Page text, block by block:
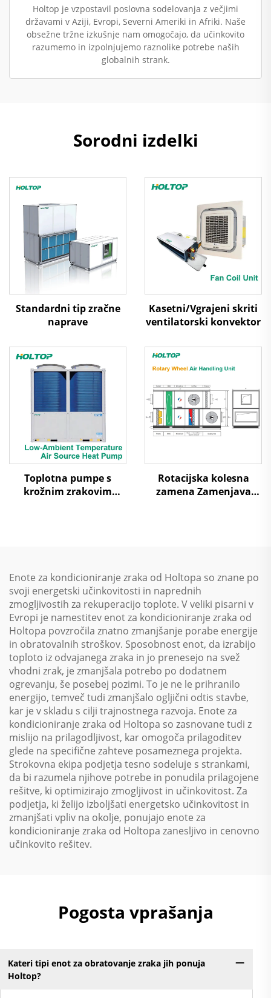
Holtop je vzpostavil poslovna sodelovanja z večjimi
državami v Aziji, Evropi, Severni Ameriki in Afriki. Naše
obsežne tržne izkušnje nam omogočajo, da učinkovito
razumemo in izpolnjujemo raznolike potrebe naših
globalnih strank.
Sorodni izdelki
Standardni tip zračne
naprave
Kasetni/Vgrajeni skriti
ventilatorski konvektor
Toplotna pumpe s
krožnim zrakovim
Rotacijska kolesna
zamena Zamenjava
Enote za kondicioniranje zraka od Holtopa so znane po
svoji energetski učinkovitosti in naprednih
zmogljivostih za rekuperacijo toplote. V veliki pisarni v
Evropi je namestitev enot za kondicioniranje zraka od
Holtopa povzročila znatno zmanjšanje porabe energije
in obratovalnih stroškov. Sposobnost enot, da izrabijo
toploto iz odvajanega zraka in jo prenesejo na svež
vhodni zrak, je zmanjšala potrebo po dodatnem
ogrevanju, še posebej pozimi. To je ne le prihranilo
energijo, temveč tudi zmanjšalo ogljični odtis stavbe,
kar je v skladu s cilji trajnostnega razvoja. Enote za
kondicioniranje zraka od Holtopa so zasnovane tudi z
mislijo na prilagodljivost, kar omogoča prilagoditev
glede na specifične zahteve posameznega projekta.
Strokovna ekipa podjetja tesno sodeluje s strankami,
da bi razumela njihove potrebe in ponudila prilagojene
rešitve, ki optimizirajo zmogljivost in učinkovitost. Za
podjetja, ki želijo izboljšati energetsko učinkovitost in
zmanjšati vpliv na okolje, ponujajo enote za
kondicioniranje zraka od Holtopa zanesljivo in cenovno
učinkovito rešitev.
Pogosta vprašanja
Kateri tipi enot za obratovanje zraka jih ponuja
Holtop?